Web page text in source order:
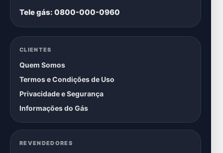
Tele gás: 0800-000-0960
CLIENTES
Quem Somos
Termos e Condições de Uso
Privacidade e Segurança
Informações do Gás
REVENDEDORES